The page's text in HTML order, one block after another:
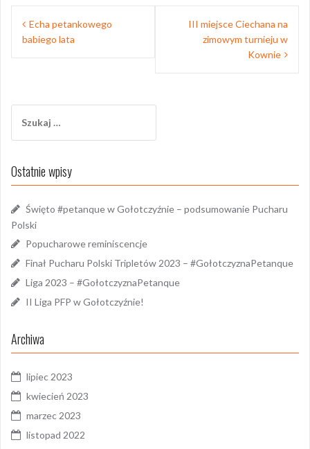
Nawigacja
wpisu
Echa petankowego
babiego lata
III miejsce Ciechana na
zimowym turnieju w
Kownie
Ostatnie wpisy
Święto #petanque w Gołotczyźnie – podsumowanie Pucharu
Polski
Popucharowe reminiscencje
Finał Pucharu Polski Tripletów 2023 – #GołotczyznaPetanque
Liga 2023 – #GołotczyznaPetanque
II Liga PFP w Gołotczyźnie!
Archiwa
lipiec 2023
kwiecień 2023
marzec 2023
listopad 2022